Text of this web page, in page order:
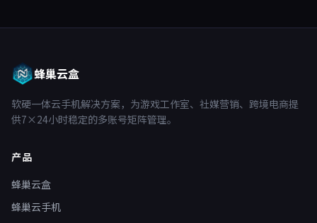
蜂巢云盒
软硬一体云手机解决方案，为游戏工作室、社媒营销、跨境电商提
供7×24小时稳定的多账号矩阵管理。
产品
蜂巢云盒
蜂巢云手机